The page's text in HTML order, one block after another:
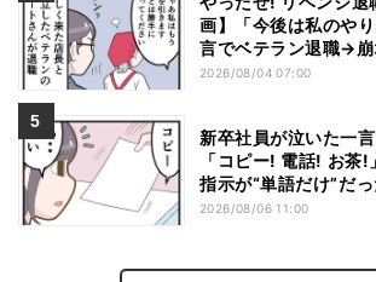
画】「今後は私のや
言でベテラン退職→
2026/08/04 07:00
新卒社員が泣いた一言
「コピー! 電話! お茶
指示が“単語だけ”だっ
2026/08/06 11:00